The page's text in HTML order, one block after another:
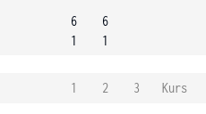
6
1
6
1
1 2 3
Kurs